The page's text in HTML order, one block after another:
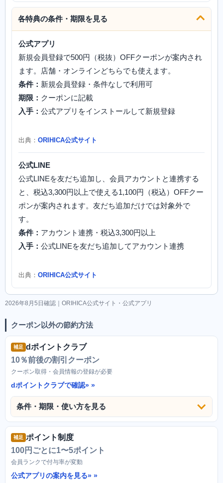
各特典の条件・期限を見る
公式アプリ
新規会員登録で500円（税抜）OFFクーポンが案内され
ます。店舗・オンラインどちらでも使えます。
条件： 新規会員登録・条件なしで利用可
期限： クーポンに記載
入手： 公式アプリをインストールして新規登録
出典： ORIHICA公式サイト
公式LINE
公式LINEを友だち追加し、会員アカウントと連携する
と、税込3,300円以上で使える1,100円（税込）OFFクー
ポンが案内されます。友だち追加だけでは対象外で
す。
条件： アカウント連携・税込3,300円以上
入手： 公式LINEを友だち追加してアカウント連携
出典： ORIHICA公式サイト
2026年8月5日確認｜ORIHICA公式サイト・公式アプリ
クーポン以外の節約方法
補足 dポイントクラブ
10％前後の割引クーポン
クーポン取得・会員情報の登録が必要
dポイントクラブで確認»
条件・期限・使い方を見る
補足 ポイント制度
100円ごとに1〜5ポイント
会員ランクで付与率が変動
公式アプリの案内を見る»